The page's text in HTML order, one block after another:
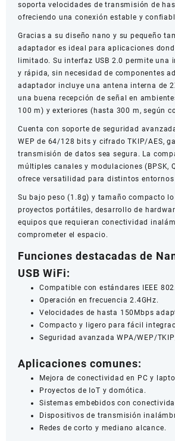
soporta velocidades de transmisión de
ofreciendo una conexión estable y
Gracias a su diseño nano y su pequeño
adaptador es ideal para aplicaciones
limitado. Su interfaz USB 2.0 permite una
y rápida, sin necesidad de componentes
adaptador incluye una antena interna de
una buena recepción de señal en
100 m) y exteriores (hasta 300 m, según
Cuenta con soporte de seguridad
WEP de 64/128 bits y cifrado TKIP/AES,
transmisión de datos sea segura. La
múltiples canales y modulaciones (BPSK,
ofrece versatilidad para distintos entornos
Su bajo peso (1.8g) y tamaño compacto
proyectos portátiles, desarrollo de
equipos que requieran conectividad
comprometer el espacio.
Funciones destacadas de
USB WiFi:
Compatible con estándares IEEE
Operación en frecuencia 2.4GHz.
Velocidades de hasta 150Mbps
Compacto y ligero para fácil
Seguridad avanzada WPA/WEP/
Aplicaciones comunes:
Mejora de conectividad en PC y
Proyectos de IoT y domótica.
Sistemas embebidos con
Dispositivos de transmisión
Redes de corto y mediano alcance.